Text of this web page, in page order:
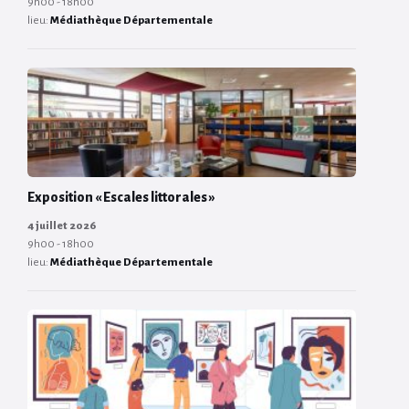
9h00 - 18h00
lieu: Médiathèque Départementale
Exposition « Escales littorales »
4 juillet 2026
9h00 - 18h00
lieu: Médiathèque Départementale